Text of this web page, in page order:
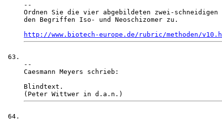
--
Ordnen Sie die vier abgebildeten zwei-
den Begriffen Iso- und Neoschizomer zu.
http://www.biotech-europe.de/rubric/methoden/
--
Caesmann Meyers schrieb:
Blindtext.